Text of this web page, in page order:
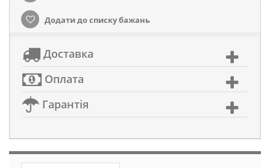
Додати до списку бажань
Доставка
Оплата
Гарантія